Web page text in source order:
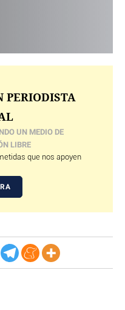
PERIODISTA
UN MEDIO DE
LIBRE
que nos apoyen